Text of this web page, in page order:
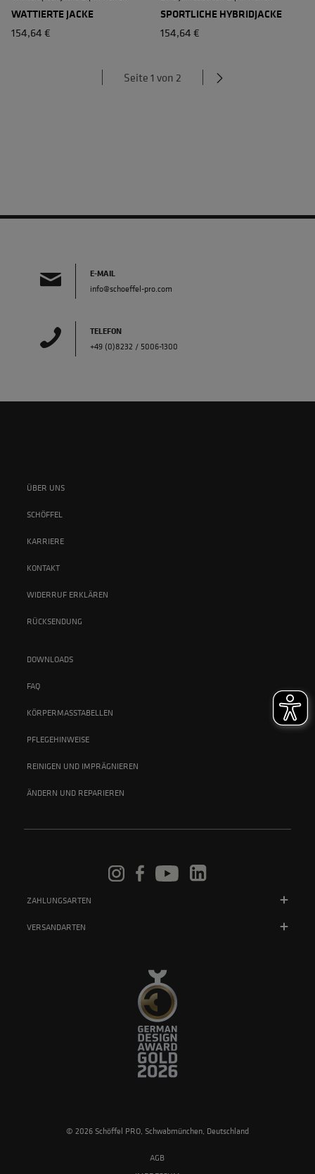
WATTIERTE JACKE
154,64 €
SPORTLICHE HYBRIDJACKE
154,64 €
Seite 1 von 2
E-MAIL
info@schoeffel-pro.com
TELEFON
+49 (0)8232 / 5006-1300
ÜBER UNS
SCHÖFFEL
KARRIERE
KONTAKT
WIDERRUF ERKLÄREN
RÜCKSENDUNG
DOWNLOADS
FAQ
KÖRPERMASSTABELLEN
PFLEGEHINWEISE
REINIGEN UND IMPRÄGNIEREN
ÄNDERN UND REPARIEREN
ZAHLUNGSARTEN
VERSANDARTEN
© 2026 Schöffel PRO, Schwabmünchen, Deutschland
AGB